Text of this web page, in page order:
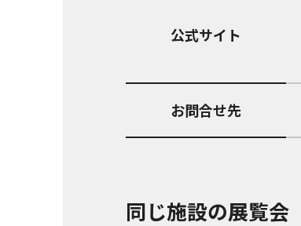
公式サイト
お問合せ先
同じ施設の展覧会